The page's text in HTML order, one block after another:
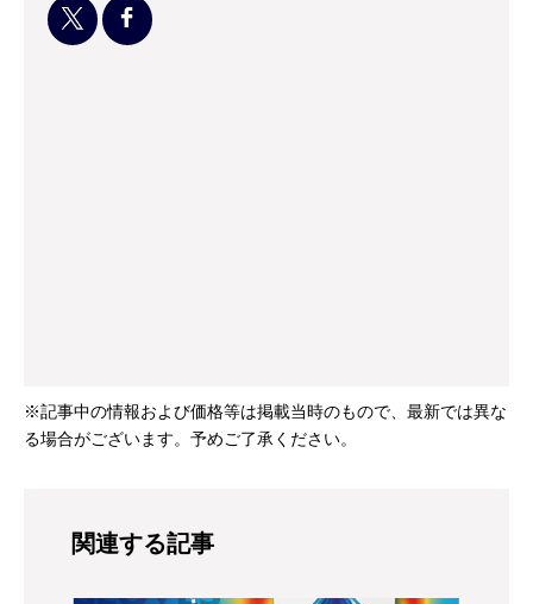
※記事中の情報および価格等は掲載当時のもので、最新では異な
る場合がございます。予めご了承ください。
関連する記事